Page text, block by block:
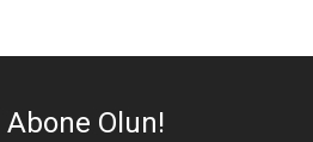
Olun!